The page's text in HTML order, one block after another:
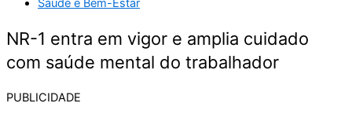
Saúde e Bem-Estar
NR-1 entra em vigor e amplia cuidado
com saúde mental do trabalhador
PUBLICIDADE